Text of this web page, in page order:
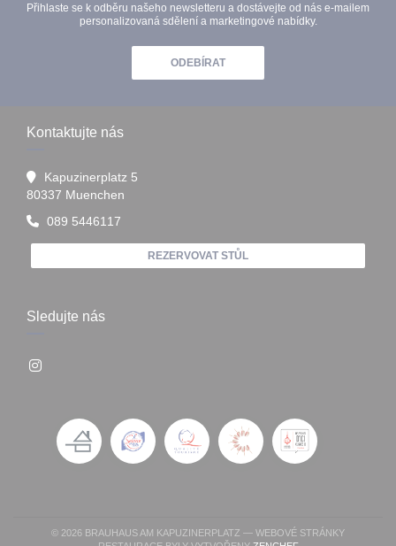
Přihlaste se k odběru našeho newsletteru a dostávejte od nás e-mailem
personalizovaná sdělení a marketingové nabídky.
ODEBÍRAT
Kontaktujte nás
Kapuzinerplatz 5
80337 Muenchen
089 5446117
REZERVOVAT STŮL
Sledujte nás
Instagram ((otevře se v novém okně))
© 2026 BRAUHAUS AM KAPUZINERPLATZ — WEBOVÉ STRÁNKY